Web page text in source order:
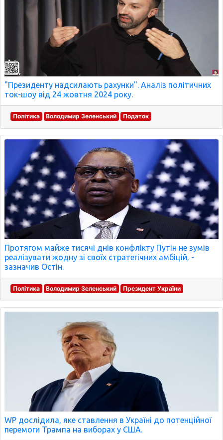
"Президенту надсилають рахунки". Аналіз політичних
ток-шоу від 24 жовтня 2024 року.
Політика Володимир Зеленський Податок
Протягом майже тисячі днів конфлікту Путін не зумів
реалізувати жодну зі своїх стратегічних амбіцій, -
зазначив Остін.
Політика Володимир Зеленський Президент України
WP дослідила, яке ставлення в Україні до потенційної
перемоги Трампа на виборах у США.